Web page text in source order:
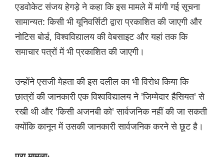
एडवोकेट संजय हेगड़े ने कहा कि इस मामले में मांगी गई सूचना
सामान्यत: किसी भी यूनिवर्सिटी द्वारा प्रकाशित की जाएगी और
नोटिस बोर्ड, विश्वविद्यालय की वेबसाइट और यहां तक कि
समाचार पत्रों में भी प्रकाशित की जाएगी।
उन्होंने एसजी मेहता की इस दलील का भी विरोध किया कि
छात्रों की जानकारी एक विश्वविद्यालय ने 'जिम्मेदार हैसियत' से
रखी थी और 'किसी अजनबी को' सार्वजनिक नहीं की जा सकती
क्योंकि कानून में उसकी जानकारी सार्वजनिक करने से छूट है।